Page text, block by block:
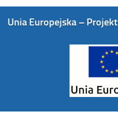
Unia Europejska – Projekt